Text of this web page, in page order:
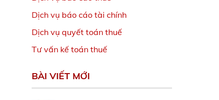
Dịch vụ báo cáo tài chính
Dịch vụ quyết toán thuế
Tư vấn kế toán thuế
BÀI VIẾT MỚI